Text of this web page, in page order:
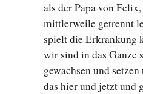
als der Papa von
mittlerweile getrennt
spielt die Erkrankung
wir sind in das Ganze
gewachsen und
das hier und jetzt und